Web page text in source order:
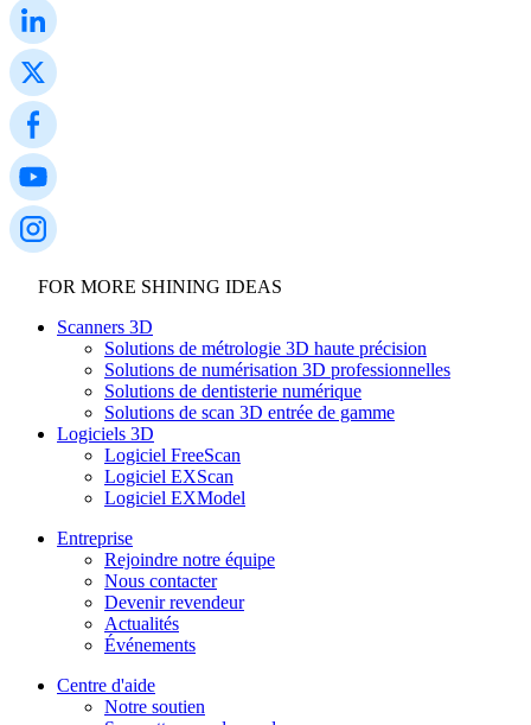
FOR MORE SHINING IDEAS
Scanners 3D
Solutions de métrologie 3D haute précision
Solutions de numérisation 3D professionnelles
Solutions de dentisterie numérique
Solutions de scan 3D entrée de gamme
Logiciels 3D
Logiciel FreeScan
Logiciel EXScan
Logiciel EXModel
Entreprise
Rejoindre notre équipe
Nous contacter
Devenir revendeur
Actualités
Événements
Centre d'aide
Notre soutien